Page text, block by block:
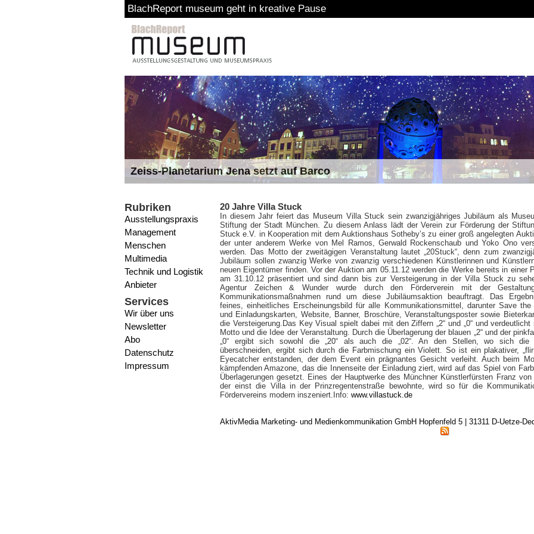
BlachReport museum geht in kreative Pause
Zeiss-Planetarium Jena setzt auf Barco
Rubriken
Ausstellungspraxis
Management
Menschen
Multimedia
Technik und Logistik
Anbieter
Services
Wir über uns
Newsletter
Abo
Datenschutz
Impressum
20 Jahre Villa Stuck
In diesem Jahr feiert das Museum Villa Stuck sein zwanzigjähriges Jubiläum als
Stiftung der Stadt München. Zu diesem Anlass lädt der Verein zur Förderung der
Stuck e.V. in Kooperation mit dem Auktionshaus Sotheby’s zu einer groß angelegten
der unter anderem Werke von Mel Ramos, Gerwald Rockenschaub und Yoko Ono
werden. Das Motto der zweitägigen Veranstaltung lautet „20Stuck“, denn zum
Jubiläum sollen zwanzig Werke von zwanzig verschiedenen Künstlerinnen und
neuen Eigentümer finden. Vor der Auktion am 05.11.12 werden die Werke bereits in einer
am 31.10.12 präsentiert und sind dann bis zur Versteigerung in der Villa Stuck zu
Agentur Zeichen & Wunder wurde durch den Förderverein mit der
Kommunikationsmaßnahmen rund um diese Jubiläumsaktion beauftragt. Das
feines, einheitliches Erscheinungsbild für alle Kommunikationsmittel, darunter Save the
und Einladungskarten, Website, Banner, Broschüre, Veranstaltungsposter sowie
die Versteigerung. Das Key Visual spielt dabei mit den Ziffern „2“ und „0“ und verdeutlicht
Motto und die Idee der Veranstaltung. Durch die Überlagerung der blauen „2“ und der
„0“ ergibt sich sowohl die „20“ als auch die „02“. An den Stellen, wo sich die
überschneiden, ergibt sich durch die Farbmischung ein Violett. So ist ein plakativer,
Eyecatcher entstanden, der dem Event ein prägnantes Gesicht verleiht. Auch beim
kämpfenden Amazone, das die Innenseite der Einladung ziert, wird auf das Spiel von
Überlagerungen gesetzt. Eines der Hauptwerke des Münchner Künstlerfürsten Franz
der einst die Villa in der Prinzregentenstraße bewohnte, wird so für die
Fördervereins modern inszeniert.Info: www.villastuck.de
AktivMedia Marketing- und Medienkommunikation GmbH Hopfenfeld 5 | 31311 D-Uetze-